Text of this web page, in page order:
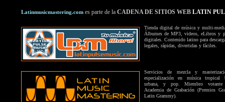
Latinmusicmastering.comes parte de la CADENA DE SITIOS WEB LATIN
Tienda digital de música y multi-
Álbumes de MP3, videos, eLibros y
digitales. Contenido latino para
legales, rápidas, divertidas y fáciles.
Servicios de mezcla y
especialización en música tropical
urbana, y pop. Miembro
Academia de Grabación (Premios
Latin Grammy).